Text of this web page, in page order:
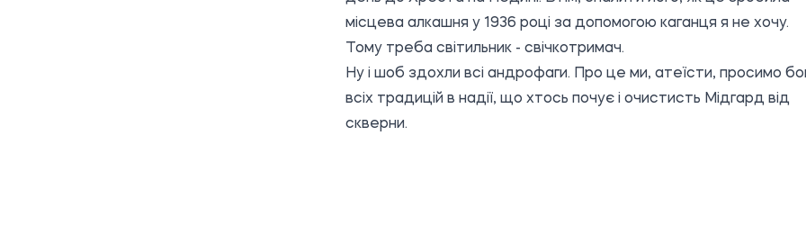
місцева алкашня у 1936 році за допомогою каганця я не хочу.
Тому треба світильник - свічкотримач.
Ну і шоб здохли всі андрофаги. Про це ми, атеїсти, просимо
всіх традицій в надії, що хтось почує і очистисть Мідгард від
скверни.